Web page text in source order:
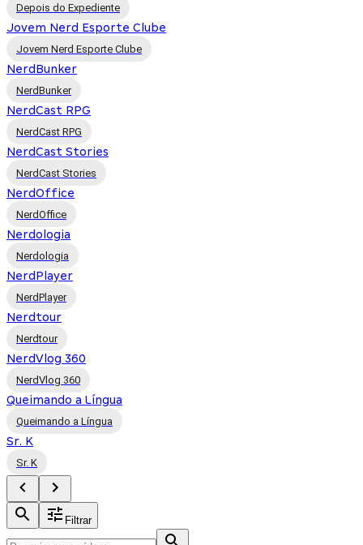
Depois do Expediente
Jovem Nerd Esporte Clube
Jovem Nerd Esporte Clube
NerdBunker
NerdBunker
NerdCast RPG
NerdCast RPG
NerdCast Stories
NerdCast Stories
NerdOffice
NerdOffice
Nerdologia
Nerdologia
NerdPlayer
NerdPlayer
Nerdtour
Nerdtour
NerdVlog 360
NerdVlog 360
Queimando a Língua
Queimando a Língua
Sr. K
Sr. K
Filtrar